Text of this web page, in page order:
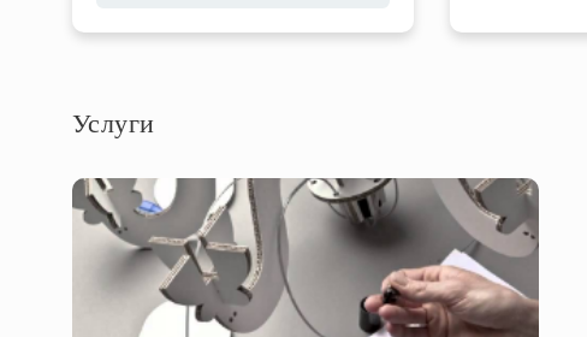
Услуги